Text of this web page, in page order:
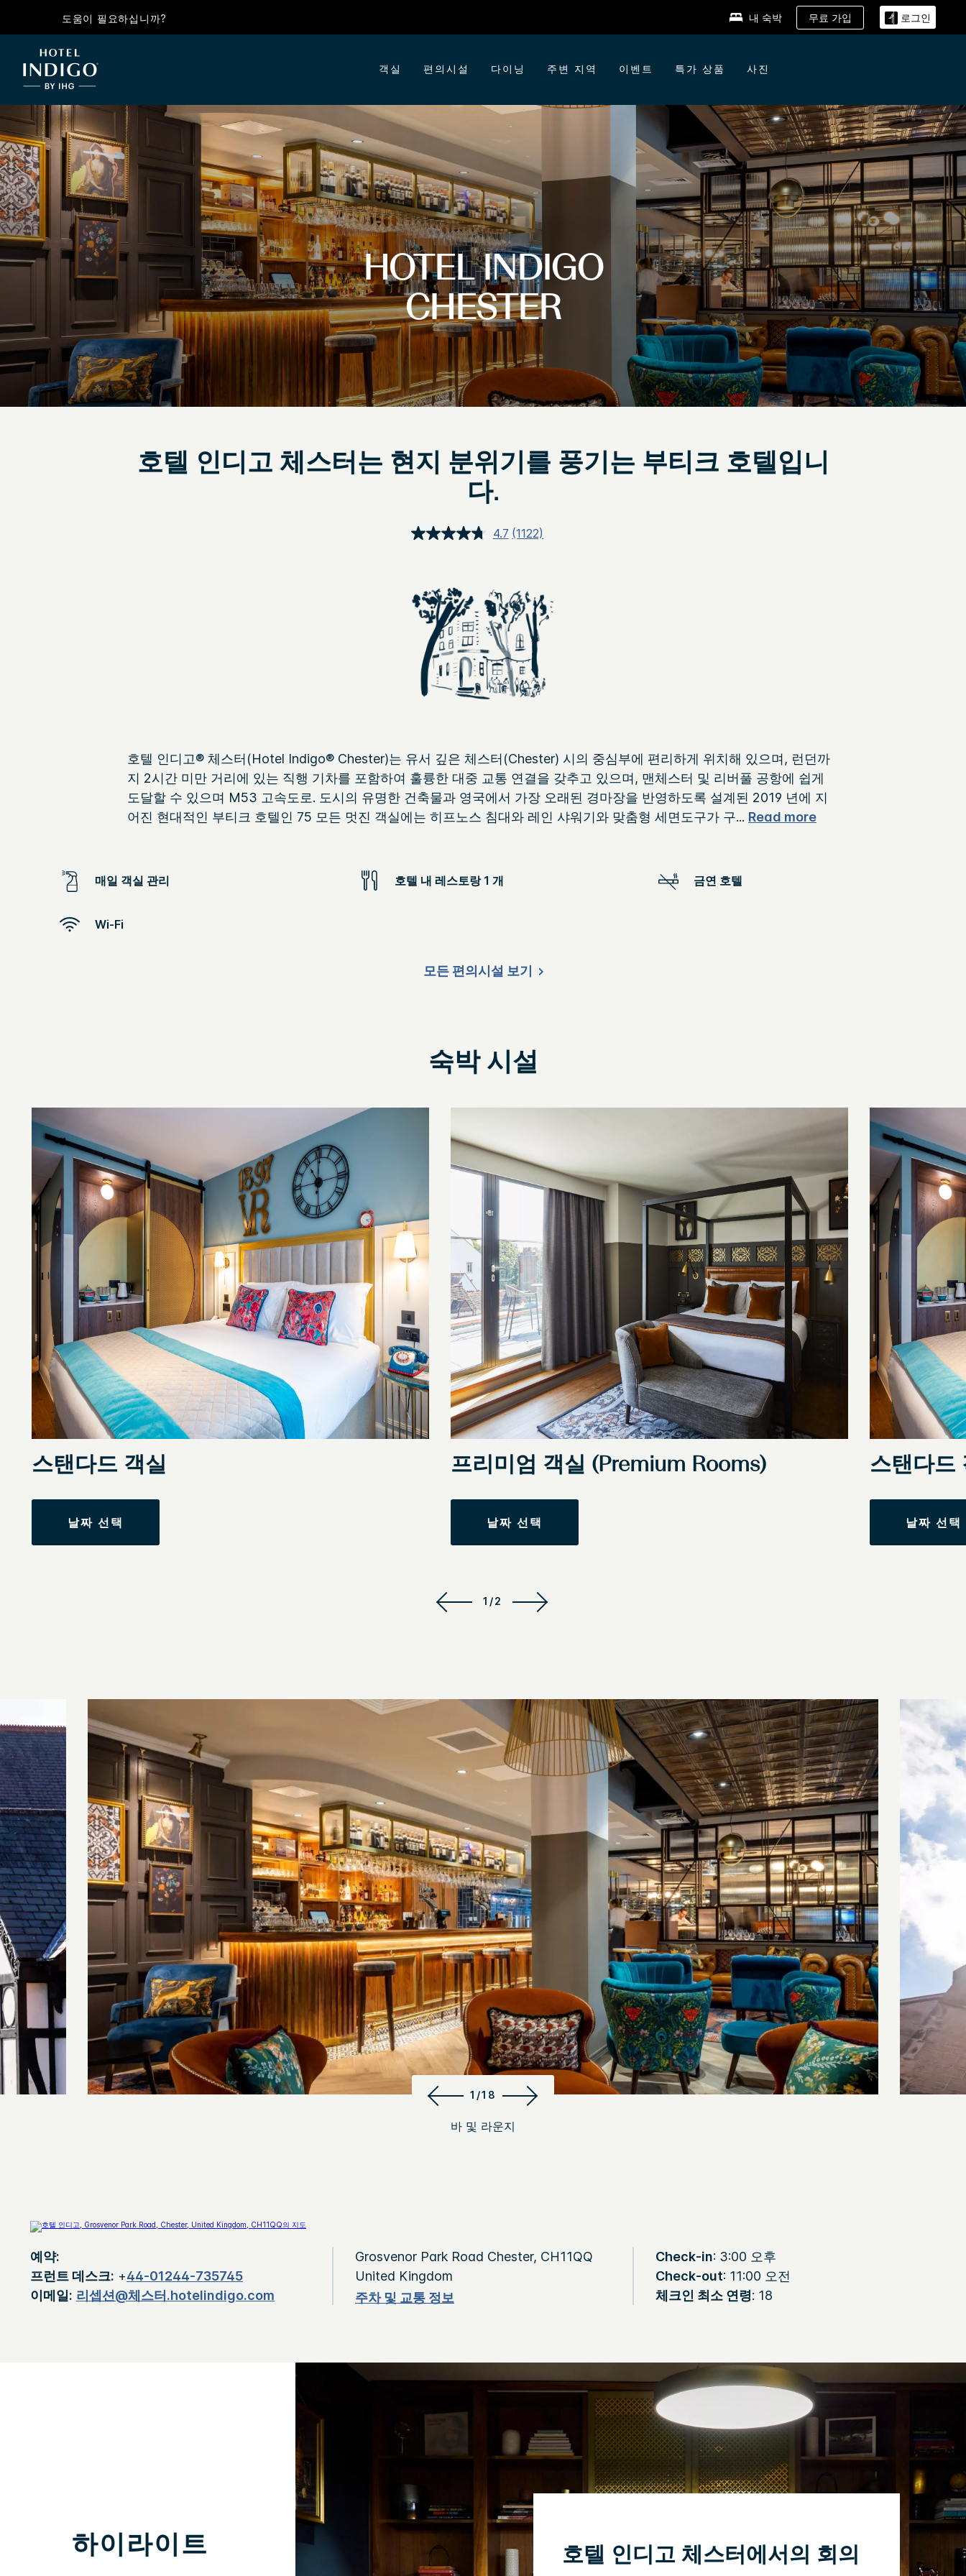
도움이 필요하십니까? 내 숙박 무료 가입 로그인
객실 편의시설 다이닝 주변 지역 이벤트 특가 상품 사진
HOTEL INDIGO
CHESTER
호텔 인디고 체스터는 현지 분위기를 풍기는 부티크 호텔입니
다.
4.7 상
같
은
페
이
지
링
크.
(1122)
호텔 인디고® 체스터(Hotel Indigo® Chester)는 유서 깊은 체스터(Chester) 시의 중심부에 편리하게 위치해 있으며, 런던까
지 2시간 미만 거리에 있는 직행 기차를 포함하여 훌륭한 대중 교통 연결을 갖추고 있으며, 맨체스터 및 리버풀 공항에 쉽게
도달할 수 있으며 M53 고속도로. 도시의 유명한 건축물과 영국에서 가장 오래된 경마장을 반영하도록 설계된 2019 년에 지
어진 현대적인 부티크 호텔인 75 모든 멋진 객실에는 히프노스 침대와 레인 샤워기와 맞춤형 세면도구가 구... Read more
매일 객실 관리 호텔 내 레스토랑 1 개 금연 호텔
Wi-Fi
모든 편의시설 보기
숙박 시설
스탠다드 객실
날짜 선택
프리미엄 객실 (Premium Rooms)
날짜 선택
스탠다드
날짜 선택
1/2
바 및 라운지
1/18
예약:
프런트 데스크: +44-01244-735745
이메일: 리셉션@체스터.hotelindigo.com
Grosvenor Park Road Chester, CH11QQ
United Kingdom
주차 및 교통 정보
Check-in: 3:00 오후
Check-out: 11:00 오전
체크인 최소 연령: 18
하이라이트 호텔 인디고 체스터에서의 회의